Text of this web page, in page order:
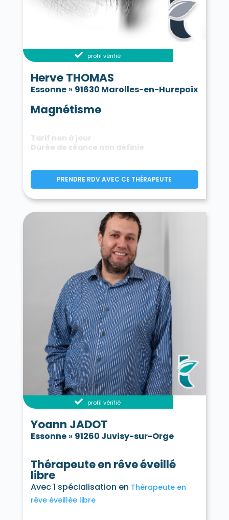
profil vérifié
Herve THOMAS
Essonne» 91630 Marolles-en-Hurepoix
Magnétisme
Tarif non à jour
Durée de séance non définie
PRENDRE RDV AVEC CE THÉRAPEUTE
profil vérifié
Yoann JADOT
Essonne» 91260 Juvisy-sur-Orge
Thérapeute en rêve éveillé
libre
Avec 1 spécialisation en Thérapeute en
rêve éveillée libre